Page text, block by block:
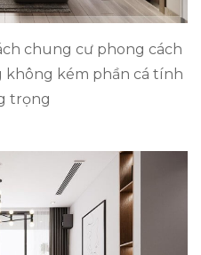
chung cư phong cách
không kém phần cá tính
trọng